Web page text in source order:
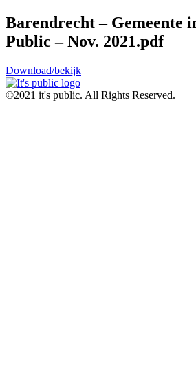
Barendrecht – Gemeente
Public – Nov. 2021.pdf
Download/bekijk
©2021 it's public. All Rights Reserved.